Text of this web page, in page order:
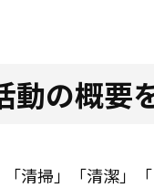
動の概要
清掃」「清潔」